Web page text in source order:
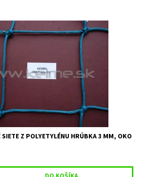
vhodná na futbalové ihriská, volejbalové
priemyslové plochy. Materiál: Polyetylén
oka: 100 mm x 100 mm Farba:...
SIETE Z POLYETYLÉNU HRÚBKA 3 MM, OKO